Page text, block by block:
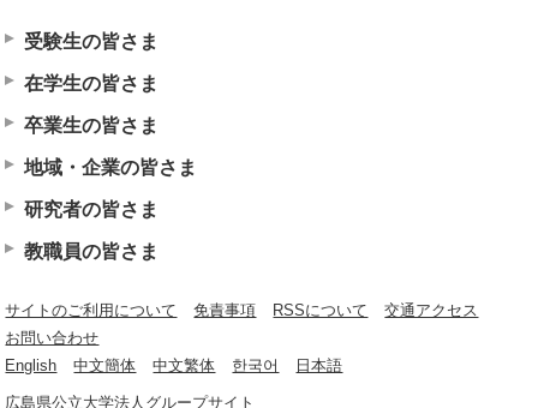
受験生の皆さま
在学生の皆さま
卒業生の皆さま
地域・企業の皆さま
研究者の皆さま
教職員の皆さま
サイトのご利用について 免責事項 RSSについて
交通アクセス
お問い合わせ
English
中文簡体 中文繁体 한국어 日本語
広島県公立大学法人グループサイト